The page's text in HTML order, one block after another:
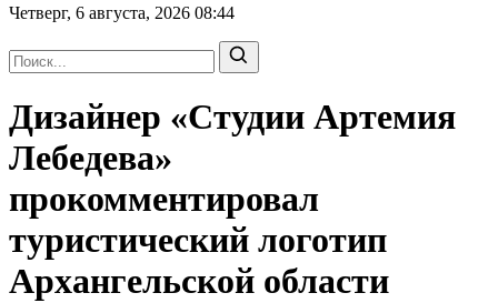
Четверг, 6 августа, 2026 08:44
Дизайнер «Студии Артемия
Лебедева»
прокомментировал
туристический логотип
Архангельской области